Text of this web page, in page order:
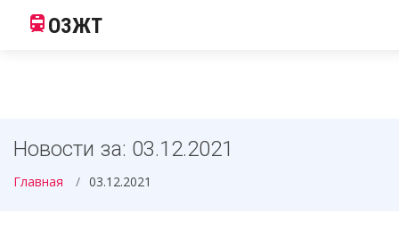
ОЗЖТ
Новости за: 03.12.2021
Главная 03.12.2021